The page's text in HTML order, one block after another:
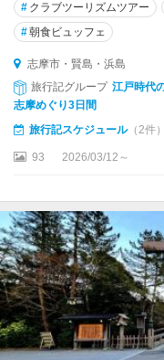
# クラブツーリズムツアー
#朝食ビュッフェ
志摩市・賢島・浜島
旅行記グループ 江戸時代
志摩めぐり3日間
旅行記スケジュール（2件）
93 2026/03/12～